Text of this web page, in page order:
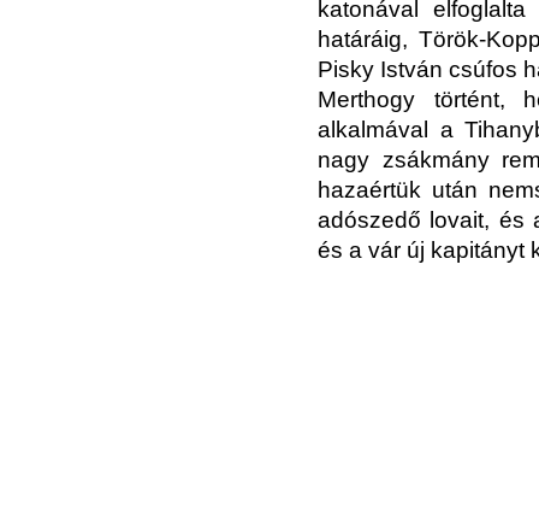
katonával
határáig, Török-
Pisky István csúfos
Merthogy történt,
alkalmával a
nagy zsákmány
hazaértük után
adószedő lovait, és
és a vár új kapitányt